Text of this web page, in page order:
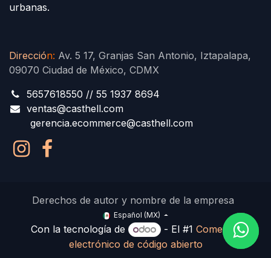
urbanas.
Dirección: Av. 5 17, Granjas San Antonio, Iztapalapa,
09070 Ciudad de México, CDMX
5657618550 // 55 1937 8694
ventas@casthell.com
gerencia.ecommerce@casthell.com
Derechos de autor y nombre de la empresa
Español (MX)
Con la tecnología de - El #1Comercio
electrónico de código abierto